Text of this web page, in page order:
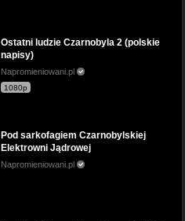
Ostatni ludzie Czarnobyla 2 (polskie
napisy)
Napromieniowani.pl
1080p
Pod sarkofagiem Czarnobylskiej
Elektrowni Jądrowej
Napromieniowani.pl